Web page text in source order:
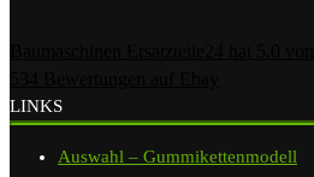
LINKS
Auswahl – Gummikettenmodell